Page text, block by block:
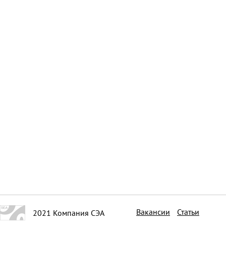
2021 Компания СЭА Вакансии Статьи